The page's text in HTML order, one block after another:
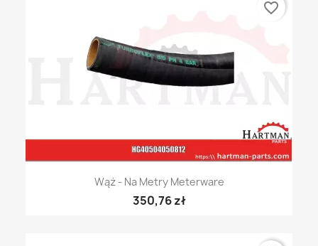
Wąż - Na Metry Meterware
350,76 zł
favorite_border